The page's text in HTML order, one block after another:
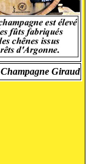
Champagne Giraud